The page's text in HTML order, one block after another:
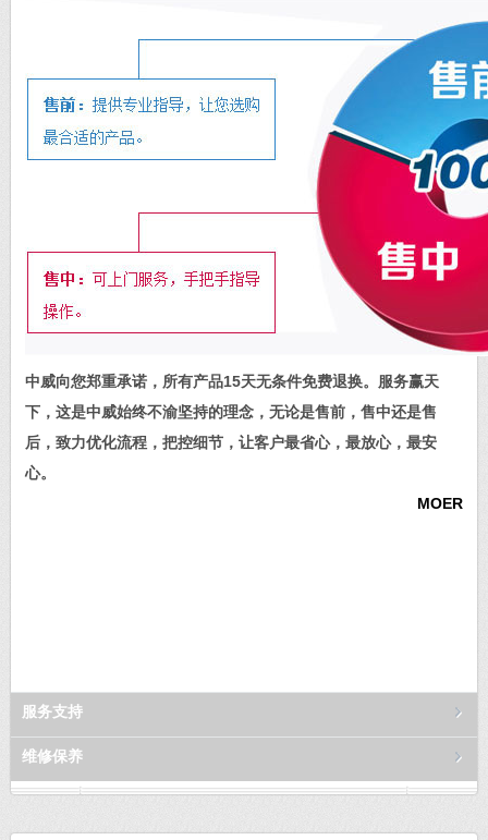
中威向您郑重承诺，所有产品15天无条件免费退换。服务赢天
下，这是中威始终不渝坚持的理念，无论是售前，售中还是售
后，致力优化流程，把控细节，让客户最省心，最放心，最安
心。
MOER
服务支持
维修保养